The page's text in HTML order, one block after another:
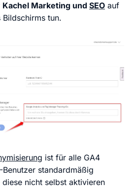
Kachel Marketing und SEO auf
tun.
ist für alle GA4
standardmäßig
nicht selbst aktivieren